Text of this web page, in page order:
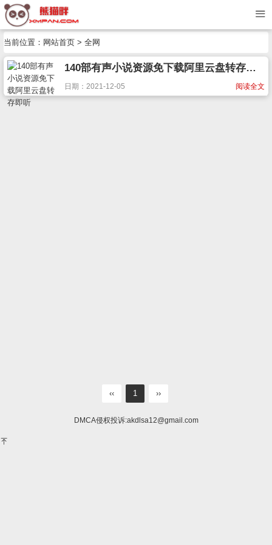
当前位置： 网站首页 > 全网
140部有声小说资源免下载阿里云盘转存即听
阅读全文
日期：2021-12-05
‹‹ 1 ››
DMCA侵权投诉:akdlsa12@gmail.com